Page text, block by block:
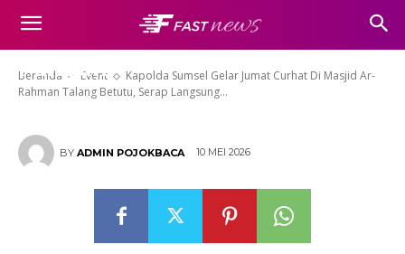
Beranda Event
Kapolda Sumsel Gelar Jumat Curhat Di Masjid Ar-
Rahman Talang Betutu, Serap Langsung...
Aspirasi Warga Soal Air Bersih,
Jalan, Hingga Ketahanan
Pangan
BY ADMIN POJOKBACA 10 MEI 2026